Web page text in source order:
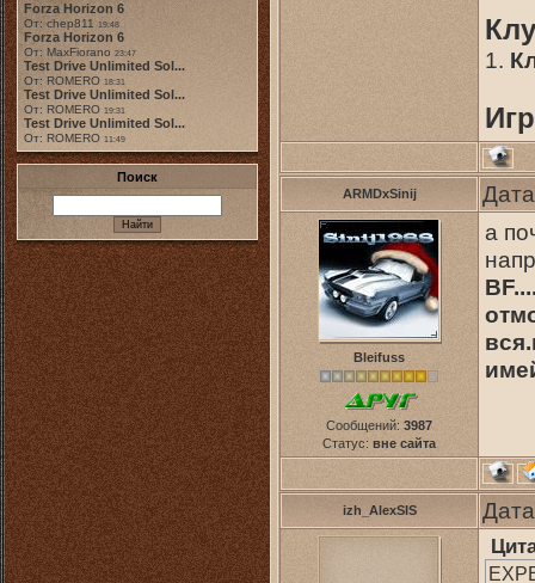
Forza Horizon 6
От: chep811 19:48
Forza Horizon 6
От: MaxFiorano 23:47
Test Drive Unlimited Sol...
От: ROMERO 18:31
Test Drive Unlimited Sol...
От: ROMERO 19:31
Test Drive Unlimited Sol...
От: ROMERO 11:49
Поиск
1.
ARMDxSinij
Bleifuss
Сообщений: 3987
Статус: вне сайта
а
izh_AlexSIS